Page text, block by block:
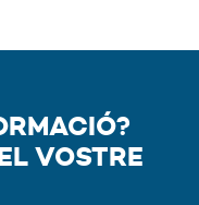
VOSTRE